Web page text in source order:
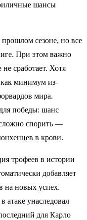
шансы
прошлом сезоне, но все
При этом важно
сработает. Хотя
минимум из-
мира.
победы: шанс
спорить —
в крови.
трофеев в истории
добавляет
на новых успех.
атаке унаследовал
для Карло